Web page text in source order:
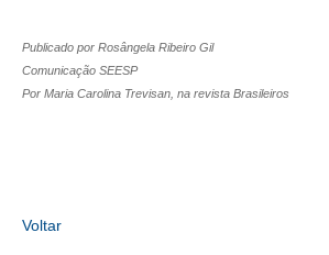
Publicado por Rosângela Ribeiro Gil
Comunicação SEESP
Por Maria Carolina Trevisan, na revista Brasileiros
Voltar